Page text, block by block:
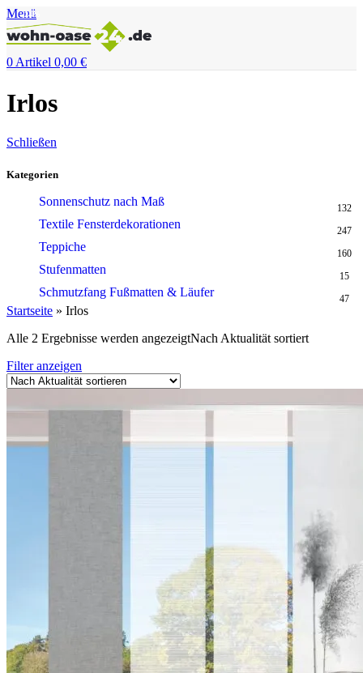
Menü
0Artikel 0,00 €
Irlos
Schließen
Kategorien
Sonnenschutz nach Maß 132
Textile Fensterdekorationen 247
Teppiche 160
Stufenmatten 15
Schmutzfang Fußmatten & Läufer 47
Startseite » Irlos
Alle 2 Ergebnisse werden angezeigtNach Aktualität sortiert
Filter anzeigen
-21%
-14%